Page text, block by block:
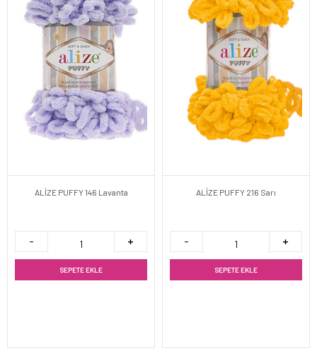
ALİZE PUFFY 146 Lavanta
SEPETE EKLE
ALİZE PUFFY 216 Sarı
SEPETE EKLE